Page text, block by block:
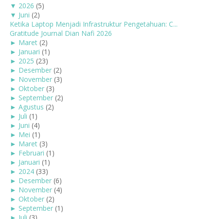
▼ 2026 (5)
▼ Juni (2)
Ketika Laptop Menjadi Infrastruktur Pengetahuan: C...
Gratitude Journal Dian Nafi 2026
► Maret (2)
► Januari (1)
► 2025 (23)
► Desember (2)
► November (3)
► Oktober (3)
► September (2)
► Agustus (2)
► Juli (1)
► Juni (4)
► Mei (1)
► Maret (3)
► Februari (1)
► Januari (1)
► 2024 (33)
► Desember (6)
► November (4)
► Oktober (2)
► September (1)
► Juli (3)